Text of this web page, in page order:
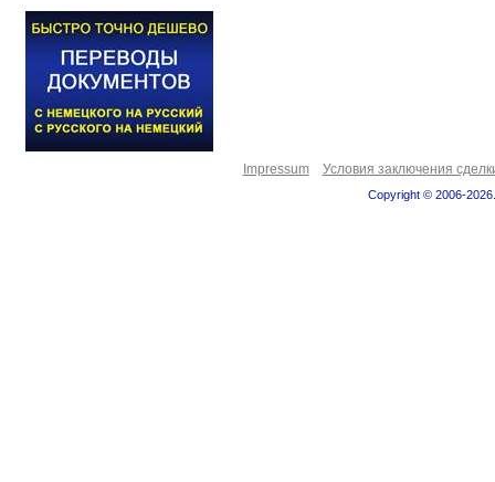
Impressum Условия заключения
Copyright © 2006-